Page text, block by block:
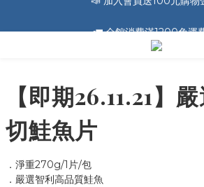
📣 加入會員送100元購物
【即期26.11.21】
切鮭魚片
．淨重270g/1片/包
．嚴選智利高品質鮭魚